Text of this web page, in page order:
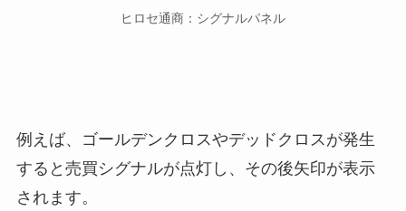
ヒロセ通商：シグナルパネル
例えば、ゴールデンクロスやデッドクロスが発生
すると売買シグナルが点灯し、その後矢印が表示
されます。